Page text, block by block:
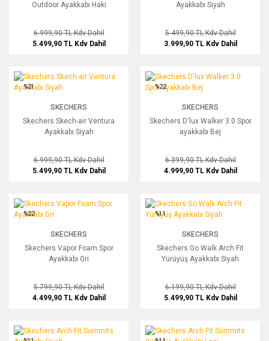
Outdoor Ayakkabı Haki
6.999,90 TLKdv Dahil
5.499,90 TL Kdv Dahil
Ayakkabı Siyah
5.499,90 TLKdv Dahil
3.999,90 TL Kdv Dahil
Skechers Skech-air Ventura Ayakkabı Siyah
%21
SKECHERS
Skechers Skech-air Ventura
Ayakkabı Siyah
6.999,90 TLKdv Dahil
5.499,90 TL Kdv Dahil
Skechers D'lux Walker 3.0 Spor
%22
SKECHERS
Skechers D'lux Walker 3.0 Spor
ayakkabı Bej
6.399,90 TLKdv Dahil
4.999,90 TL Kdv Dahil
Skechers Vapor Foam Spor Ayakkabı Gri
%22
SKECHERS
Skechers Vapor Foam Spor
Ayakkabı Gri
5.799,90 TLKdv Dahil
4.499,90 TL Kdv Dahil
Skechers Go Walk Arch Fit Yürüyüş
%11
SKECHERS
Skechers Go Walk Arch Fit
Yürüyüş Ayakkabı Siyah
6.199,90 TLKdv Dahil
5.499,90 TL Kdv Dahil
Skechers Arch Fit Summits Ayakkabı SiyahSkechers Arch Fit Summits Yürüyüş